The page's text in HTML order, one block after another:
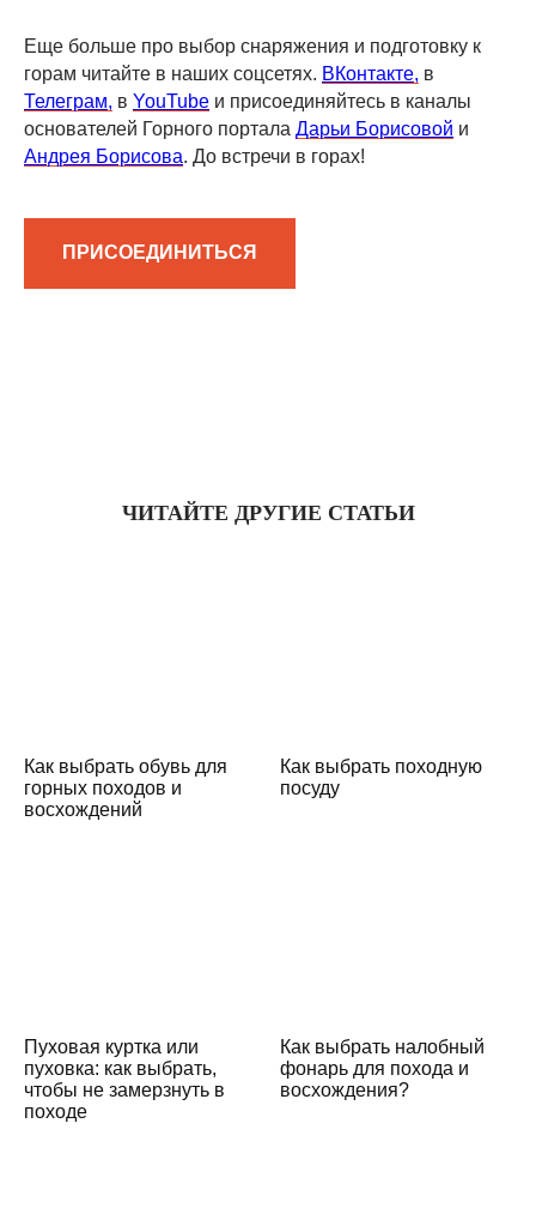
Еще больше про выбор снаряжения и подготовку к
горам читайте в наших соцсетях. ВКонтакте, в
Телеграм, в YouTube и присоединяйтесь в каналы
основателей Горного портала Дарьи Борисовой и
Андрея Борисова. До встречи в горах!
ПРИСОЕДИНИТЬСЯ
ЧИТАЙТЕ ДРУГИЕ СТАТЬИ
Как выбрать обувь для
горных походов и
восхождений
Как выбрать походную
посуду
Пуховая куртка или
пуховка: как выбрать,
чтобы не замерзнуть в
походе
Как выбрать налобный
фонарь для похода и
восхождения?